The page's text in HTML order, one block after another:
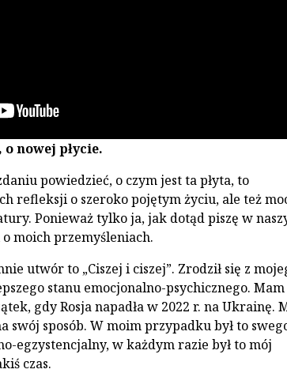
nowej płycie.
powiedzieć, o czym jest ta płyta, to
refleksji o szeroko pojętym życiu, ale też
Ponieważ tylko ja, jak dotąd piszę w
moich przemyśleniach.
utwór to „Ciszej i ciszej”. Zrodził się z
stanu emocjonalno-psychicznego. Mam
gdy Rosja napadła w 2022 r. na Ukrainę.
swój sposób. W moim przypadku był to
egzystencjalny, w każdym razie był to mój
czas.